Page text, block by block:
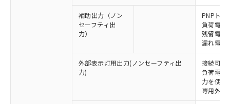
補助出力（ノン
セーフティ出
力）
PNPトラ
負荷電流
残留電圧
漏れ電流
外部表示灯用出力(ノンセーフティ出
力)
接続可能
負荷電流
力を使用
専用外部
※1 対応状況